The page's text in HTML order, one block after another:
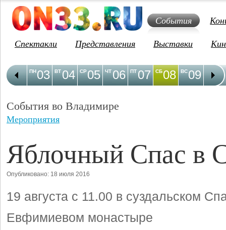
События
Спектакли
Представления Выставки
03
ПН 04
ВТ 05
СР 06
ЧТ 07
ПТ 08
СБ 09
ВС 10
ПН
События во Владимире
Мероприятия
Яблочный Спас в
Опубликовано: 18 июля 2016
19 августа с 11.00 в суздальском
Евфимиевом монастыре